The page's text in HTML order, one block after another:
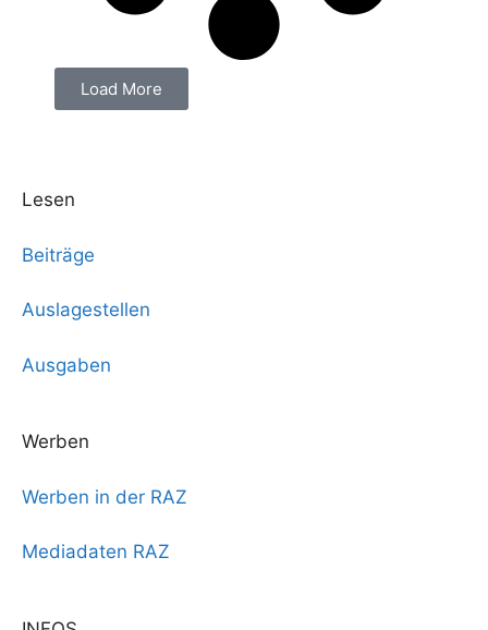
Load More
Lesen
Beiträge
Auslagestellen
Ausgaben
Werben
Werben in der RAZ
Mediadaten RAZ